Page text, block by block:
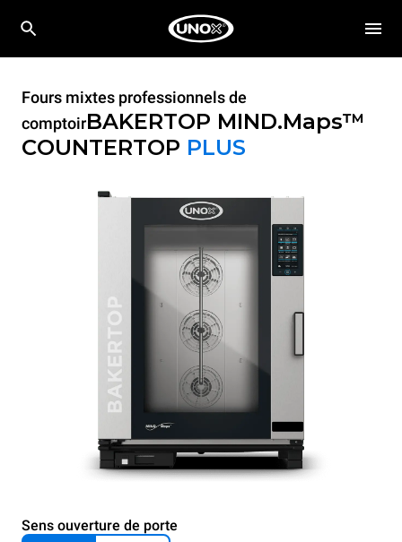
Fours mixtes professionnels de
comptoirBAKERTOP MIND.Maps™
COUNTERTOP PLUS
Sens ouverture de porte